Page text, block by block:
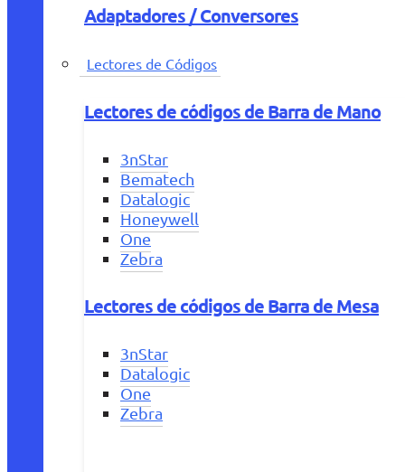
Adaptadores / Conversores
Lectores de Códigos
Lectores de códigos de Barra de Mano
3nStar
Bematech
Datalogic
Honeywell
One
Zebra
Lectores de códigos de Barra de Mesa
3nStar
Datalogic
One
Zebra